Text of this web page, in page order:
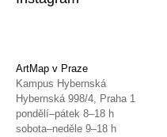
ArtMap v Praze
Kampus Hybernská
Hybernská 998/4, Praha 1
pondělí–pátek 8–18 h
sobota–neděle 9–18 h